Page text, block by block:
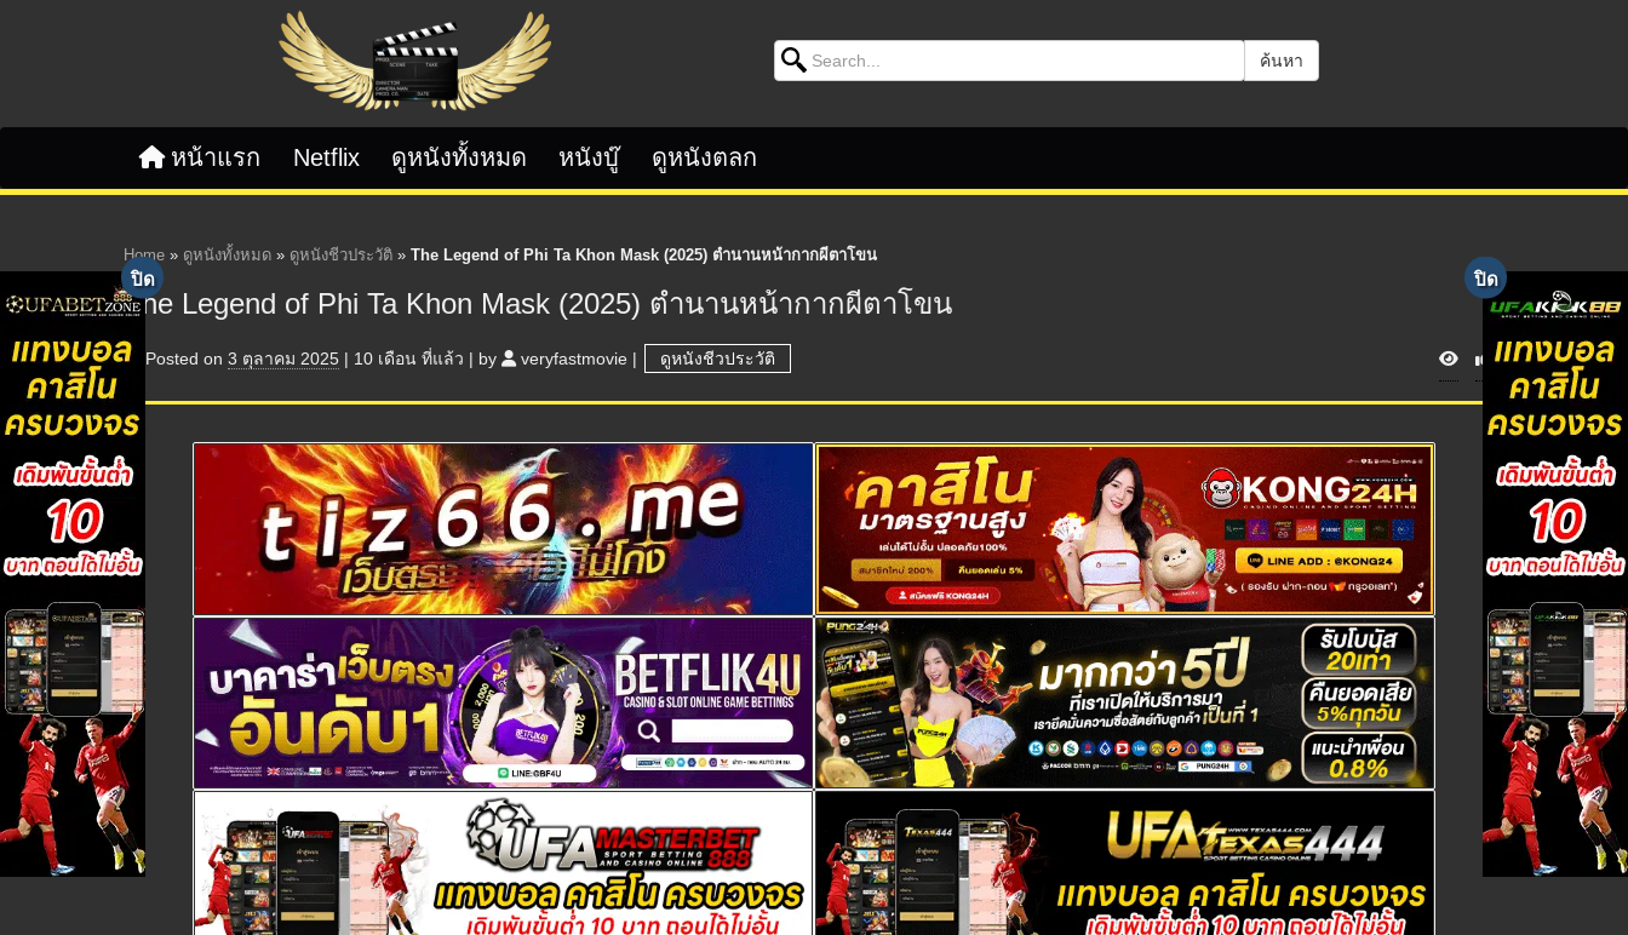
Search for: ค้นหา
หน้าแรก Netflix ดูหนังทั้งหมด หนังบู๊ ดูหนังตลก
Home » ดูหนังทั้งหมด » ดูหนังชีวประวัติ » The Legend of Phi Ta Khon Mask (2025) ตำนานหน้ากากผีตาโขน
The Legend of Phi Ta Khon Mask (2025) ตำนานหน้ากากผีตาโขน
Posted on 3 ตุลาคม 2025 | 10 เดือน ที่แล้ว | by veryfastmovie | ดูหนังชีวประวัติ V
i